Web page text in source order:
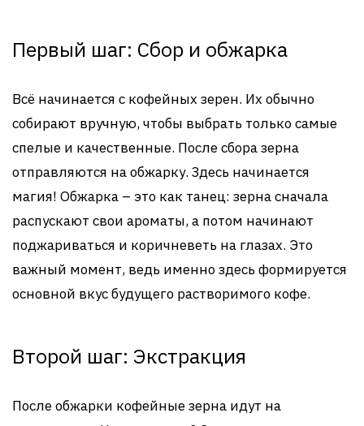
Первый шаг: Сбор и обжарка
Всё начинается с кофейных зерен. Их обычно
собирают вручную, чтобы выбрать только самые
спелые и качественные. После сбора зерна
отправляются на обжарку. Здесь начинается
магия! Обжарка – это как танец: зерна сначала
распускают свои ароматы, а потом начинают
поджариваться и коричневеть на глазах. Это
важный момент, ведь именно здесь формируется
основной вкус будущего растворимого кофе.
Второй шаг: Экстракция
После обжарки кофейные зерна идут на